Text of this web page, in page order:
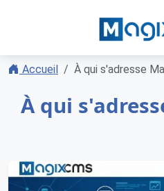
Accueil À qui s'adresse
À qui